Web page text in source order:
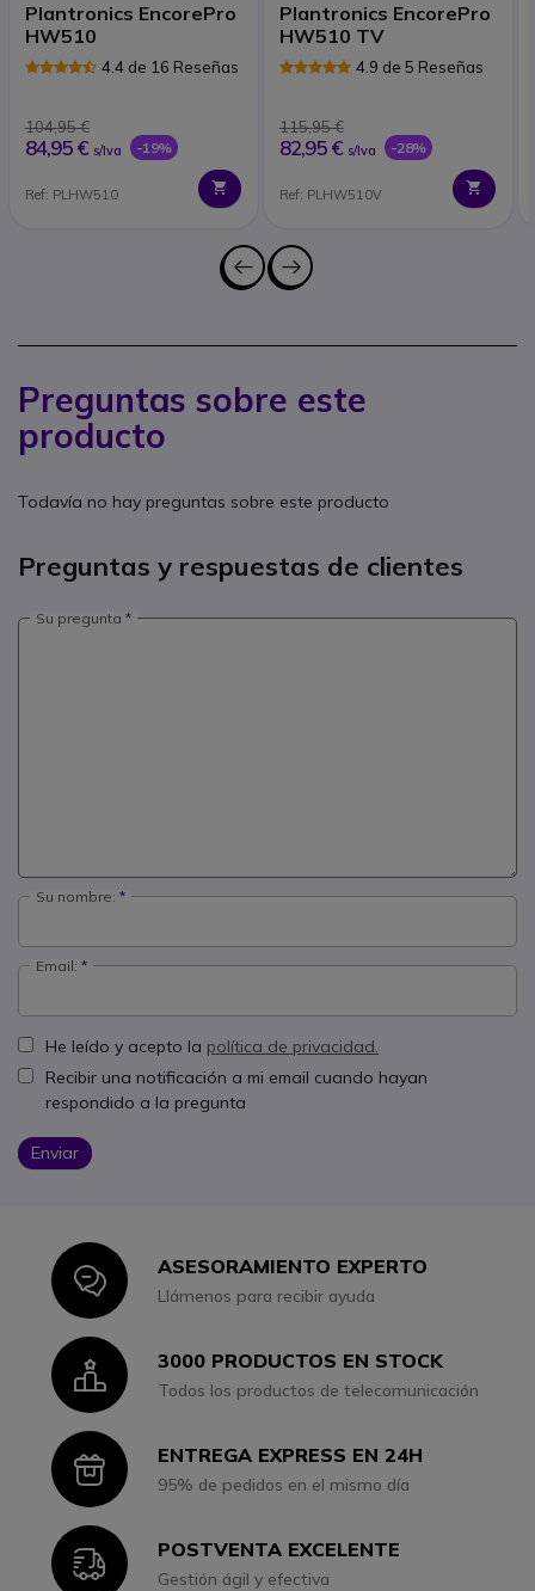
Plantronics EncorePro
HW510
4.4 de 16 Reseñas
104,95 €
84,95 € s/Iva -19%
Ref: PLHW510
Plantronics EncorePro
HW510 TV
4.9 de 5 Reseñas
115,95 €
82,95 € s/Iva -28%
Ref: PLHW510V
Preguntas sobre este
producto
Todavía no hay preguntas sobre este producto
Preguntas y respuestas de clientes
Su pregunta
Su nombre:
Email:
He leído y acepto la política de privacidad.
Recibir una notificación a mi email cuando hayan
respondido a la pregunta
Enviar
IconASESORAMIENTO EXPERTO
Llámenos para recibir ayuda
Icon3000 PRODUCTOS EN STOCK
Todos los productos de telecomunicación
IconENTREGA EXPRESS EN 24H
95% de pedidos en el mismo día
IconPOSTVENTA EXCELENTE
Gestión ágil y efectiva